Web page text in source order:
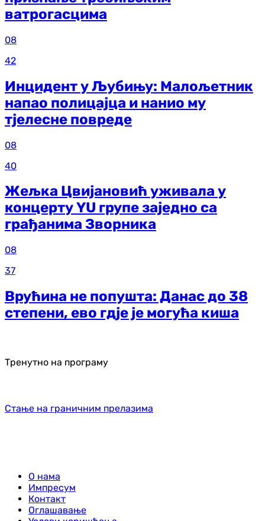
ватрогасцима
08
42
Инцидент у Љубињу: Малољетник
напао полицајца и нанио му
тјелесне повреде
08
40
Жељка Цвијановић уживала у
концерту YU групе заједно са
грађанима Зворника
08
37
Врућина не попушта: Данас до 38
степени, ево гдје је могућа киша
Тренутно на програму
Стање на граничним прелазима
О нама
Импресум
Контакт
Оглашавање